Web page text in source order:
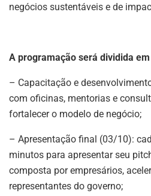
negócios sustentáveis e de
A programação será dividida
– Capacitação e
com oficinas, mentorias e
fortalecer o modelo de negócio;
– Apresentação final (03/10):
minutos para apresentar seu
composta por empresários,
representantes do governo;